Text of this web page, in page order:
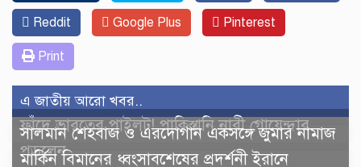
Reddit Google Plus Pinterest
Print
এ জাতীয় আরো খবর..
ফাঁদে ভারতের পাইলট! পাকিস্তানি নারী গোয়েন্দার
সালমান শেহবাজ ও এরদোগান একসঙ্গে জুমার নামাজ
পড়লেন
মার্কিন বিমানের ধ্বংসাবশেষের প্রদর্শনী ইরানে